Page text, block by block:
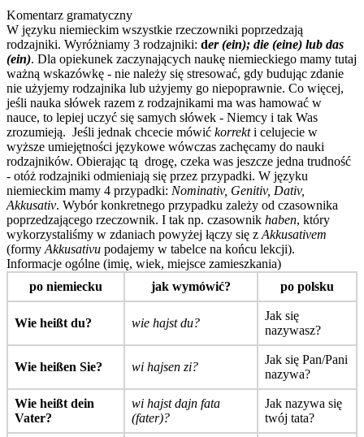
Komentarz gramatyczny
W języku niemieckim wszystkie rzeczowniki poprzedzają
rodzajniki. Wyróżniamy 3 rodzajniki: der (ein); die (eine) lub das
(ein). Dla opiekunek zaczynających naukę niemieckiego mamy tutaj
ważną wskazówkę - nie należy się stresować, gdy budując zdanie
nie użyjemy rodzajnika lub użyjemy go niepoprawnie. Co więcej,
jeśli nauka słówek razem z rodzajnikami ma was hamować w
nauce, to lepiej uczyć się samych słówek - Niemcy i tak Was
zrozumieją. Jeśli jednak chcecie mówić korrekti celujecie w
wyższe umiejętności językowe wówczas zachęcamy do nauki
rodzajników. Obierając tą drogę, czeka was jeszcze jedna trudność
- otóż rodzajniki odmieniają się przez przypadki. W języku
niemieckim mamy 4 przypadki: Nominativ, Genitiv, Dativ,
Akkusativ. Wybór konkretnego przypadku zależy od czasownika
poprzedzającego rzeczownik. I tak np. czasownik haben, który
wykorzystaliśmy w zdaniach powyżej łączy się z Akkusativem
(formy Akkusativu podajemy w tabelce na końcu lekcji).
Informacje ogólne (imię, wiek, miejsce zamieszkania)
po niemiecku
jak wymówić? po polsku
Wie heißt du? wie hajst du?
Jak się
nazywasz?
Wie heißen Sie? wi hajsen zi?
Jak się Pan/Pani
nazywa?
Wie heißt dein
Vater?
wi hajst dajn fata
(fater)?
Jak nazywa się
twój tata?